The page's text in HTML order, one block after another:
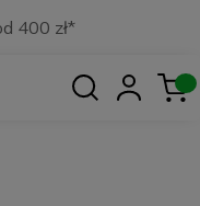
400 zł*